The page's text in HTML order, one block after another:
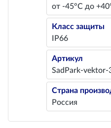
от -45°С до
Класс защиты
IP66
Артикул
SadPark-vektor-
Страна
Россия